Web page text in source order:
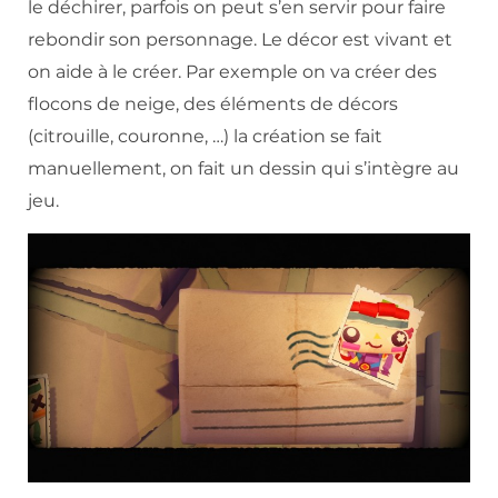
le déchirer, parfois on peut s’en servir pour faire
rebondir son personnage. Le décor est vivant et
on aide à le créer. Par exemple on va créer des
flocons de neige, des éléments de décors
(citrouille, couronne, …) la création se fait
manuellement, on fait un dessin qui s’intègre au
jeu.